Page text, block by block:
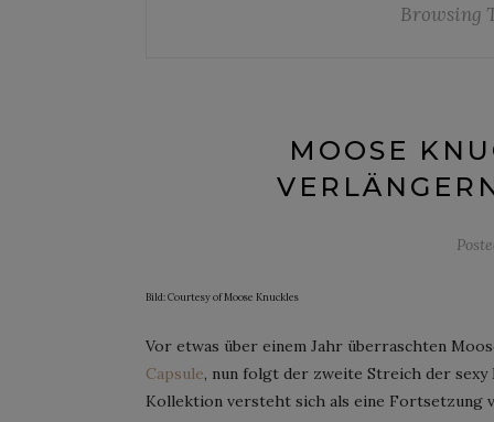
Browsing
MOOSE
Bild: Courtesy of Moose Knuckles
Vor etwas über einem Jahr überraschten
Capsule, nun folgt der zweite Streich der
Kollektion versteht sich als eine Fortsetzung